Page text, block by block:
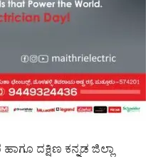
ದಕ್ಷಿಣ ಕನ್ನಡ ಜಿಲ್ಲಾ